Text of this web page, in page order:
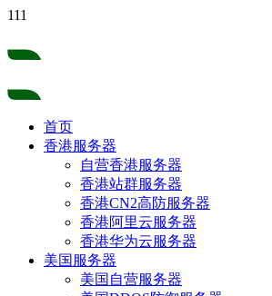
111
首页
香港服务器
自营香港服务器
香港站群服务器
香港CN2高防服务器
香港阿里云服务器
香港华为云服务器
美国服务器
美国自营服务器